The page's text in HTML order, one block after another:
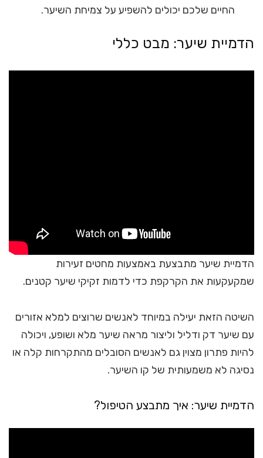
החיים שלכם יכולים להשפיע על צמיחת השיער.
הדמיית שיער: מבט כללי
הדמיית שיער מתבצעת באמצעות מחטים זעירות
שמקעקעות את הקרקפת כדי לדמות זקיקי שיער קטנים.
השיטה הזאת יעילה במיוחד לאנשים שרוצים למלא אזורים
עם שיער דק ודליל וליצור מראה שיער מלא ושופע, ויכולה
להיות פתרון מצוין גם לאנשים הסובלים מהתקרחות קלה או
נסיגה לא משמעותית של קו השיער.
הדמיית שיער: איך מתבצע הטיפול?